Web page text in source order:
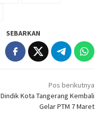
SEBARKAN
Pos berikutnya
Dindik Kota Tangerang Kembali
Gelar PTM 7 Maret